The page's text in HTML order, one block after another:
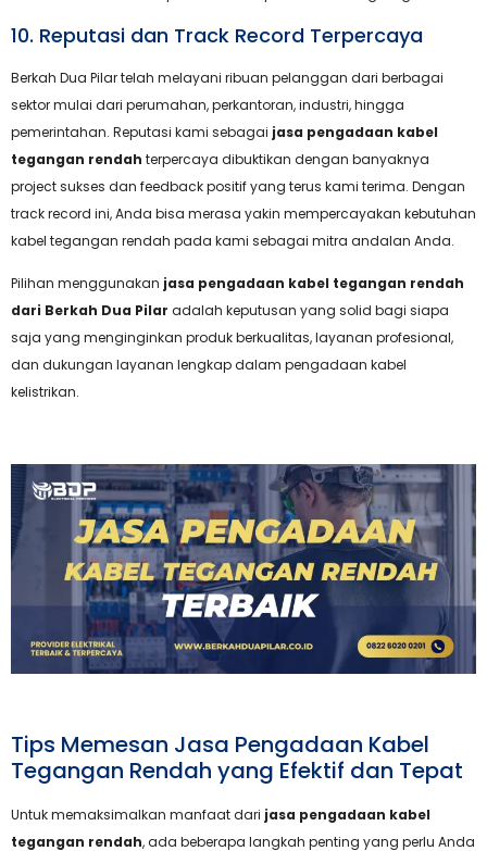
10. Reputasi dan Track Record Terpercaya
Berkah Dua Pilar telah melayani ribuan pelanggan dari berbagai
sektor mulai dari perumahan, perkantoran, industri, hingga
pemerintahan. Reputasi kami sebagai jasa pengadaan kabel
tegangan rendah terpercaya dibuktikan dengan banyaknya
project sukses dan feedback positif yang terus kami terima. Dengan
track record ini, Anda bisa merasa yakin mempercayakan kebutuhan
kabel tegangan rendah pada kami sebagai mitra andalan Anda.
Pilihan menggunakan jasa pengadaan kabel tegangan rendah
dari Berkah Dua Pilar adalah keputusan yang solid bagi siapa
saja yang menginginkan produk berkualitas, layanan profesional,
dan dukungan layanan lengkap dalam pengadaan kabel
kelistrikan.
Tips Memesan Jasa Pengadaan Kabel
Tegangan Rendah yang Efektif dan Tepat
Untuk memaksimalkan manfaat dari jasa pengadaan kabel
tegangan rendah, ada beberapa langkah penting yang perlu Anda